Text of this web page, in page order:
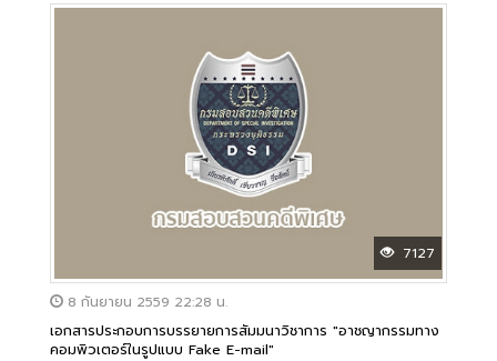
7127
8 กันยายน 2559 22:28 น.
เอกสารประกอบการบรรยายการสัมมนาวิชาการ "อาชญากรรมทาง
คอมพิวเตอร์ในรูปแบบ Fake E-mail"